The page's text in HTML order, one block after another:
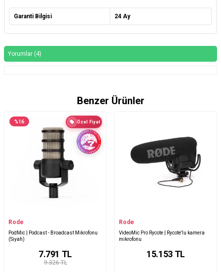
Garanti Bilgisi 24 Ay
Yorumlar (4)
Benzer Ürünler
%16 Özel Fiyat
Rode
PodMic | Podcast - Broadcast Mikrofonu
(Siyah)
9.326 TL
7.791 TL
Rode
VideoMic Pro Rycote | Rycote'lu kamera
mikrofonu
15.153TL